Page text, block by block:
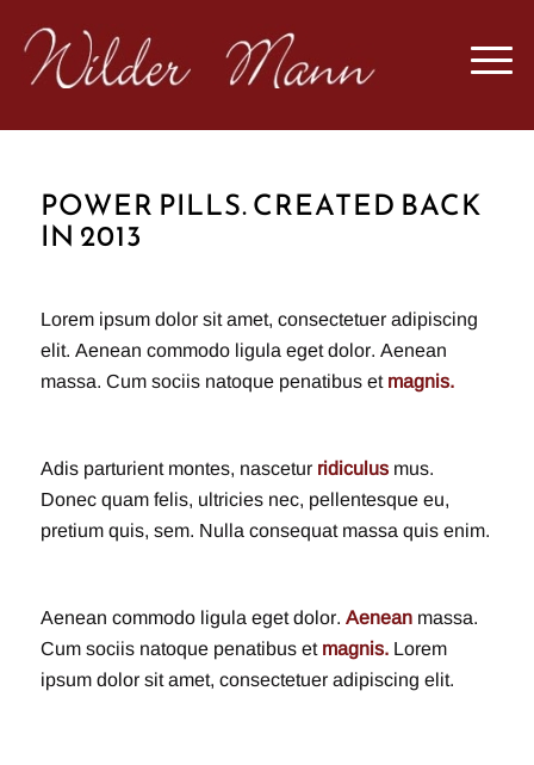
POWER PILLS. CREATED BACK
IN 2013
Lorem ipsum dolor sit amet, consectetuer adipiscing
elit. Aenean commodo ligula eget dolor. Aenean
massa. Cum sociis natoque penatibus et magnis.
Adis parturient montes, nascetur ridiculusmus.
Donec quam felis, ultricies nec, pellentesque eu,
pretium quis, sem. Nulla consequat massa quis enim.
Aenean commodo ligula eget dolor. Aeneanmassa.
Cum sociis natoque penatibus et magnis. Lorem
ipsum dolor sit amet, consectetuer adipiscing elit.